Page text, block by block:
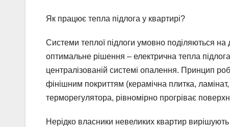
Як працює тепла підлога у квартирі?
Системи теплої підлоги умовно поділяються
оптимальне рішення – електрична тепла
централізованій системі опалення. Принцип
фінішним покриттям (керамічна плитка,
терморегулятора, рівномірно прогріває
Нерідко власники невеликих квартир